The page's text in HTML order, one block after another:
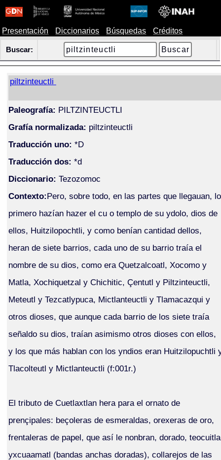
Presentación Diccionarios Búsquedas Créditos
Buscar:
piltzinteuctli
Paleografía: PILTZINTEUCTLI
Grafía normalizada: piltzinteuctli
Traducción uno: *D
Traducción dos: *d
Diccionario: Tezozomoc
Contexto:Pero, sobre todo, en las partes que llegauan, lo
primero hazían hazer el cu o templo de su ydolo, dios de
ellos, Huitzilopochtli, y como benían cantidad dellos,
heran de siete barrios, cada uno de su barrio traía el
nombre de su dios, como era Quetzalcoatl, Xocomo y
Matla, Xochiquetzal y Chichitic, Çentutl y Piltzinteuctli,
Meteutl y Tezcatlypuca, Mictlanteuctli y Tlamacazqui y
otros dioses, que aunque cada barrio de los siete traía
señaldo su dios, traían asimismo otros dioses con ellos,
y los que más hablan con los yndios eran Huitzilopuchtli
Tlacolteutl y Mictlanteuctli (f:001r.)
El tributo de Cuetlaxtlan hera para el ornato de
prençipales: beçoleras de esmeraldas, orexeras de oro,
frentaleras de papel, que así le nonbran, dorado, teocuitla
yxcuaamatl (bandas anchas doradas), collarejos de las